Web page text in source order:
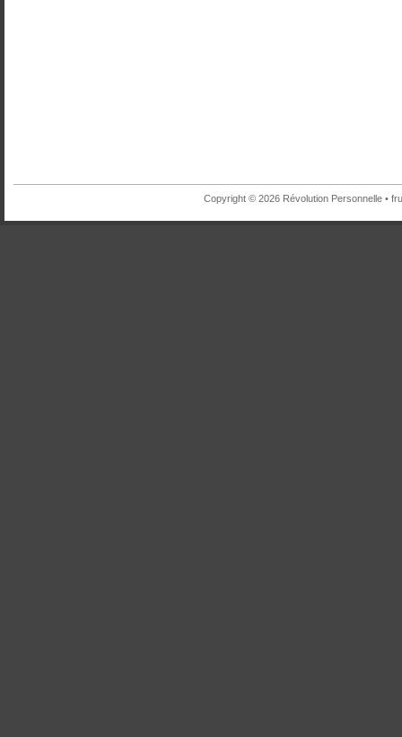
Copyright © 2026 Révolution Personnelle •